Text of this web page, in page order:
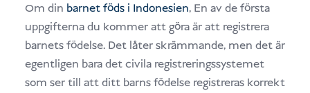
Om din barnet föds i Indonesien, En av de första
uppgifterna du kommer att göra är att registrera
barnets födelse. Det låter skrämmande, men det är
egentligen bara det civila registreringssystemet
som ser till att ditt barns födelse registreras korrekt